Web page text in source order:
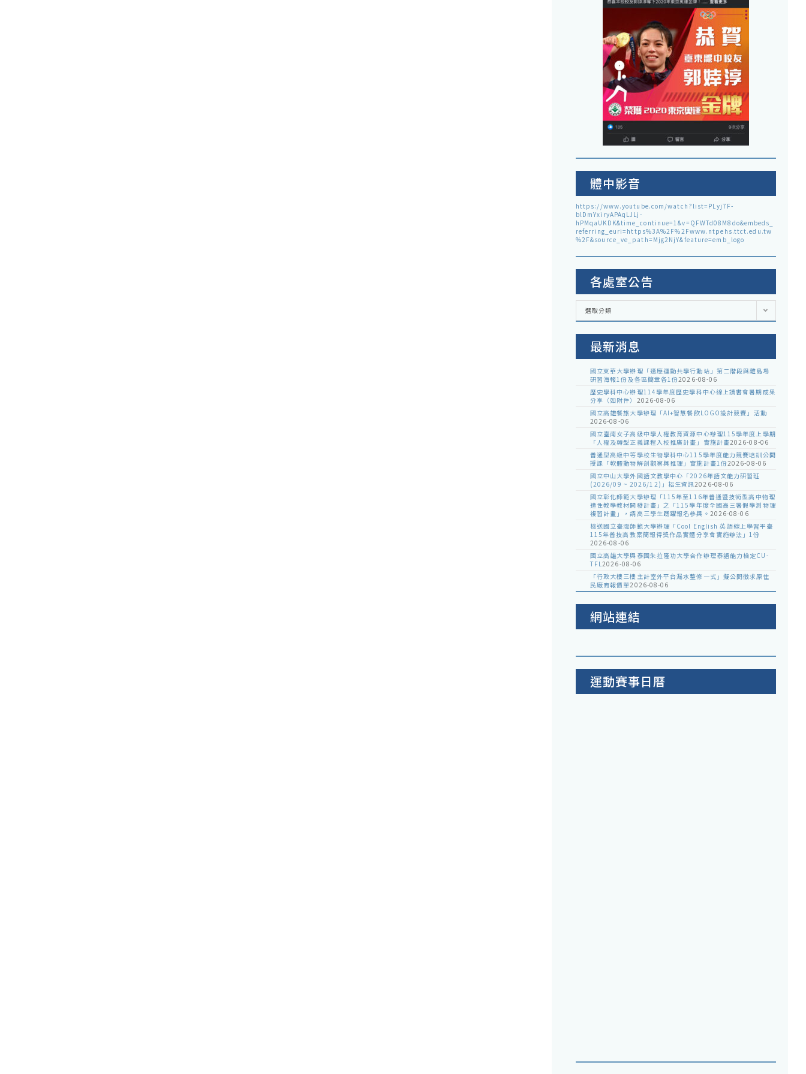
體中影音
https://www.youtube.com/watch?list=PLyj7F-
blDmYxiryAPAqLJLj-
hPMqaUKDK&time_continue=1&v=QFWTd08M8do&embeds_
referring_euri=https%3A%2F%2Fwww.ntpehs.ttct.edu.tw
%2F&source_ve_path=Mjg2NjY&feature=emb_logo
各處室公告
各
室
選取分類
最新消息
國立東華大學辦理「適應運動共學行動站」第二階段與離島場
研習海報1份及各區簡章各1份2026-08-06
歷史學科中心辦理114學年度歷史學科中心線上讀書會暑期成果
分享（如附件） 2026-08-06
國立高雄餐旅大學辦理「AI+智慧餐飲LOGO設計競賽」活動
2026-08-06
國立臺南女子高級中學人權教育資源中心辦理115學年度上學期
「人權及轉型正義課程入校推廣計畫」實施計畫2026-08-06
普通型高級中等學校生物學科中心115學年度能力競賽培訓公開
授課「軟體動物解剖觀察與推理」實施計畫1份2026-08-06
國立中山大學外國語文教學中心「2026年語文能力研習班
(2026/09 ~ 2026/12)」招生資訊2026-08-06
國立彰化師範大學辦理「115年至116年普通暨技術型高中物理
適性教學教材開發計畫」之「115學年度全國高三暑假學測物理
複習計畫」，請高三學生踴躍報名參與。 2026-08-06
檢送國立臺灣師範大學辦理「Cool English 英語線上學習平臺
115年普技高教案簡報得獎作品實體分享會實施辦法」1份
2026-08-06
國立高雄大學與泰國朱拉隆功大學合作辦理泰語能力檢定CU-
TFL2026-08-06
「行政大樓三樓主計室外平台漏水整修一式」擬公開徵求原住
民廠商報價單2026-08-06
網站連結
運動賽事日曆